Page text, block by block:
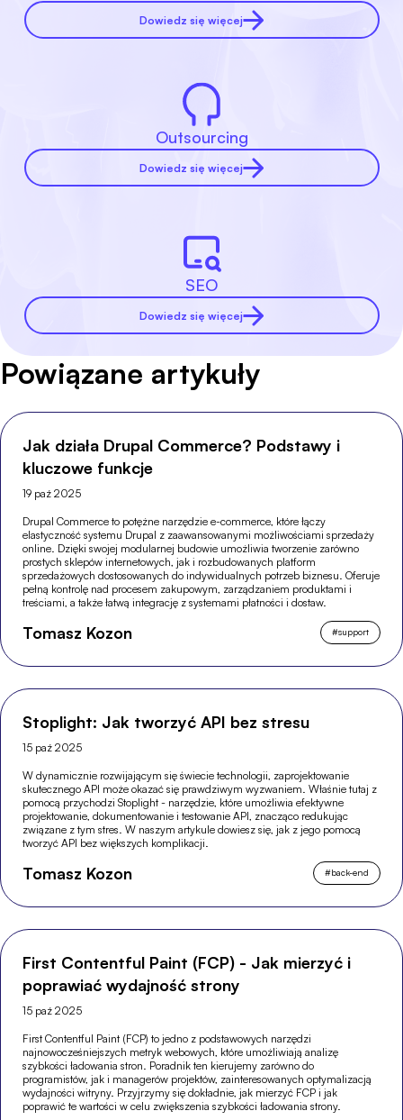
Dowiedz się więcej
Outsourcing
Dowiedz się więcej
SEO
Dowiedz się więcej
Powiązane artykuły
Jak działa Drupal Commerce? Podstawy i
kluczowe funkcje
19 paź 2025
Drupal Commerce to potężne narzędzie e-commerce, które łączy
elastyczność systemu Drupal z zaawansowanymi możliwościami sprzedaży
online. Dzięki swojej modularnej budowie umożliwia tworzenie zarówno
prostych sklepów internetowych, jak i rozbudowanych platform
sprzedażowych dostosowanych do indywidualnych potrzeb biznesu. Oferuje
pełną kontrolę nad procesem zakupowym, zarządzaniem produktami i
treściami, a także łatwą integrację z systemami płatności i dostaw.
Tomasz Kozon #support
Stoplight: Jak tworzyć API bez stresu
15 paź 2025
W dynamicznie rozwijającym się świecie technologii, zaprojektowanie
skutecznego API może okazać się prawdziwym wyzwaniem. Właśnie tutaj z
pomocą przychodzi Stoplight - narzędzie, które umożliwia efektywne
projektowanie, dokumentowanie i testowanie API, znacząco redukując
związane z tym stres. W naszym artykule dowiesz się, jak z jego pomocą
tworzyć API bez większych komplikacji.
Tomasz Kozon #back-end
First Contentful Paint (FCP) - Jak mierzyć i
poprawiać wydajność strony
15 paź 2025
First Contentful Paint (FCP) to jedno z podstawowych narzędzi
najnowocześniejszych metryk webowych, które umożliwiają analizę
szybkości ładowania stron. Poradnik ten kierujemy zarówno do
programistów, jak i managerów projektów, zainteresowanych optymalizacją
wydajności witryny. Przyjrzymy się dokładnie, jak mierzyć FCP i jak
poprawić te wartości w celu zwiększenia szybkości ładowania strony.